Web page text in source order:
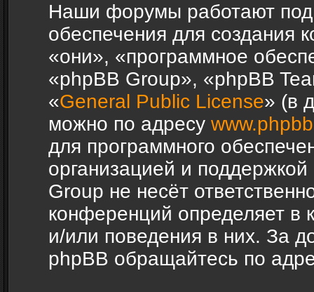
Наши форумы работают под
обеспечения для создания
«они», «программное
«phpBB Group», «phpBB
«General Public License» (в
можно по адресу
для программного
организацией и
Group не несёт
конференций определяет в
и/или поведения в них. За
phpBB обращайтесь по